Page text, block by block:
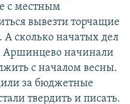
с местным
вывезти торчащие
сколько начатых дел
Аршинцево начинали
с началом весны.
за бюджетные
твердить и писать.